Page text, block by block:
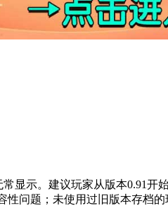
显示。建议玩家从版本0.91
问题；未使用过旧版本存档的